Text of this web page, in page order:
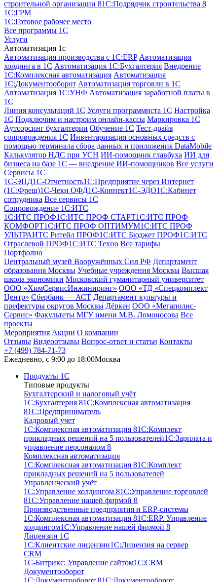
строительной организации 81С:Подрядчик строительства 8
1С:ГРМ
1С:Готовое рабочее место
Все программы 1С
Услуги
Автоматизация 1с
Автоматизация производства с 1C:ERP Автоматизация
холдинга в 1С Автоматизация 1С:Бухгалтерия Внедрение
1С:Комплексная автоматизация Автоматизация
1С:Документооборот Автоматизация торговли в 1С
Автоматизация 1С:УНФ Автоматизация заработной платы в
1С
Линия консультаций 1С Услуги программиста 1С Настройка
1С Подключим и настроим онлайн-кассы Маркировка 1С
Аутсорсинг бухгалтерии Обучение 1С Тест-драйв
сопровождения 1С Инвентаризация основных средств с
помощью терминала сбора данных и приложения DataMobile
Калькулятор НДС при УСН ИИ-помощник главбуха ИИ для
бизнеса на базе 1С — внедрение ИИ-помощников Все услуги
Сервисы 1С
1С-ЭПД1C-Отчетность1С:Предприятие через Интернет
(1С:Фреш)1С-Чеки ОФД1С‑Коннект1С-ЭДО1С:Кабинет
сотрудника Все сервисы 1С
Сопровождение 1С:ИТС
1С:ИТС ПРОФ1С:ИТС ПРОФ СТАРТ1С:ИТС ПРОФ
КОМФОРТ1С:ИТС ПРОФ ОПТИМУМ1С:ИТС ПРОФ
УЛЬТРАИТС Ритейл ПРОФ1С:ИТС Бюджет ПРОФ1С:ИТС
Отраслевой ПРОФ1С:ИТС Техно Все тарифы
Портфолио
Центральный музей Вооружённых Сил РФ Департамент
образования Москвы Учебные учреждения Москвы Высшая
школа экономики Московский гуманитарный университет
ООО «ХимСервисИнжиниринг» ООО «ТД «Спецкомплект
Центр» Сбербанк — АСТ Департамент культуры и
префектуры округов Москвы Дёркен ООО «Мегаполис-
Сервис» Факультеты МГУ имени М.В. Ломоносова Все
проекты
Мероприятия Акции О компании
Отзывы Видеоотзывы Вопрос-ответ и статьи Контакты
+7 (499) 784-71-73
Ежедневно, c 9:00 до 18:00Москва
Продукты 1С
Типовые продукты
Бухгалтерский и налоговый учёт
1С:Бухгалтерия 81С:Комплексная автоматизация
81С:Предприниматель
Кадровый учет
1С:Комплексная автоматизация 81С:Комплект
прикладных решений на 5 пользователей1С:Зарплата и
управление персоналом 8
Комплексная автоматизация
1С:Комплексная автоматизация 81С:Комплект
прикладных решений на 5 пользователей
Управленческий учёт
1С:Управление холдингом 81С:Управление торговлей
81С:Управление нашей фирмой 8
Производственные предприятия и ERP-системы
1С:Комплексная автоматизация 81С:ERP. Управление
холдингом1С:Управление нашей фирмой 8
Лицензии 1С
1С:Клиентские лицензии1С:Лицензия на сервер
CRM
1С-Битрикс: Управление сайтом1С:CRM
Документооборот
1С:Документооборот 81С:Документооборот